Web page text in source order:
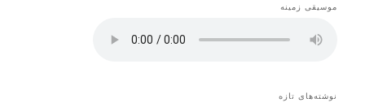
موسیقی زمینه
نوشته‌های تازه